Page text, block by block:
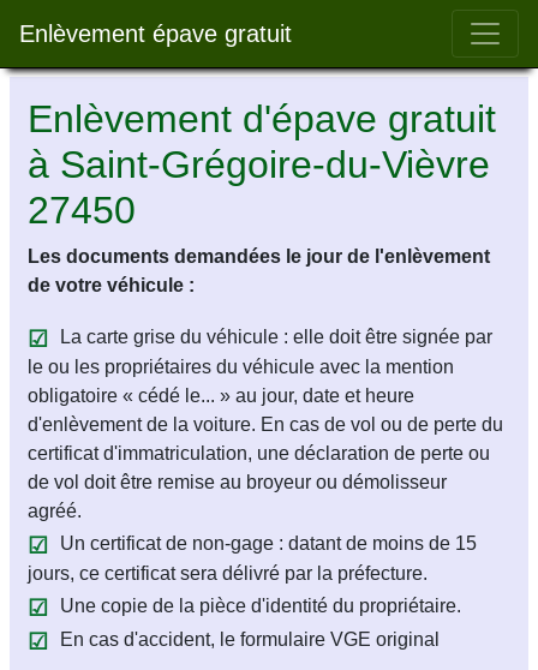
Enlèvement épave gratuit Bar
Enlèvement d'épave gratuit
à Saint-Grégoire-du-Vièvre
27450
Les documents demandées le jour de l'enlèvement
de votre véhicule :
La carte grise du véhicule : elle doit être signée par
le ou les propriétaires du véhicule avec la mention
obligatoire « cédé le... » au jour, date et heure
d'enlèvement de la voiture. En cas de vol ou de perte du
certificat d'immatriculation, une déclaration de perte ou
de vol doit être remise au broyeur ou démolisseur
agréé.
Un certificat de non-gage : datant de moins de 15
jours, ce certificat sera délivré par la préfecture.
Une copie de la pièce d'identité du propriétaire.
En cas d'accident, le formulaire VGE original